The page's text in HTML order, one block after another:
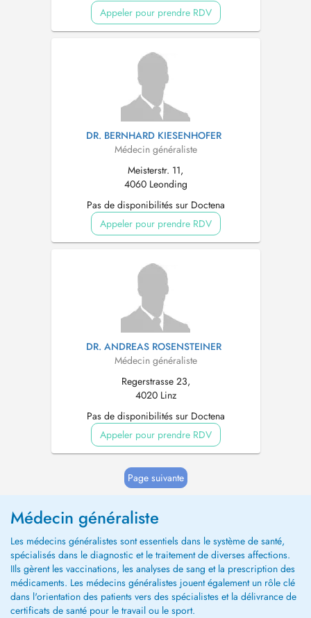
Appeler pour prendre RDV
DR. BERNHARD KIESENHOFER
Médecin généraliste
Meisterstr. 11,
4060 Leonding
Pas de disponibilités sur Doctena
Appeler pour prendre RDV
DR. ANDREAS ROSENSTEINER
Médecin généraliste
Regerstrasse 23,
4020 Linz
Pas de disponibilités sur Doctena
Appeler pour prendre RDV
Page suivante
Médecin généraliste
Les médecins généralistes sont essentiels dans le système de santé,
spécialisés dans le diagnostic et le traitement de diverses affections.
IIls gèrent les vaccinations, les analyses de sang et la prescription des
médicaments. Les médecins généralistes jouent également un rôle clé
dans l'orientation des patients vers des spécialistes et la délivrance de
certificats de santé pour le travail ou le sport.